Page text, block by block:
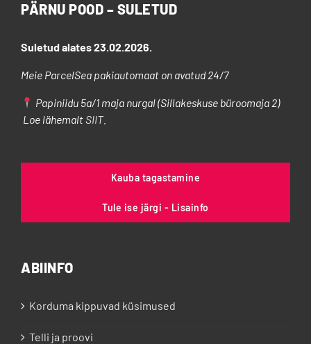
PÄRNU POOD – SULETUD
Suletud alates 23.02.2026.
Meie ParcelSea pakiautomaat on avatud 24/7
Papiniidu 5a/1 maja nurgal (Sillakeskuse büroomaja 2)
Loe lähemaltSIIT.
Kauba tagastamine
Tule ise järgi - Lisainfo
ABIINFO
Korduma kippuvad küsimused
Telli ja proovi